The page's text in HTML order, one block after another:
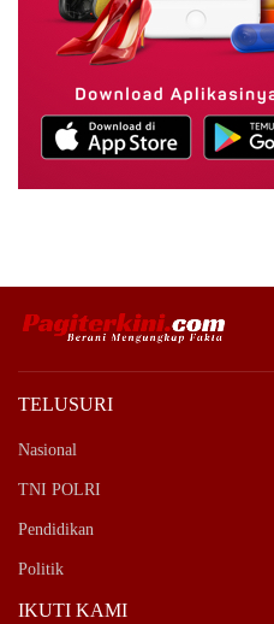
TELUSURI
Nasional
TNI POLRI
Pendidikan
Politik
IKUTI KAMI